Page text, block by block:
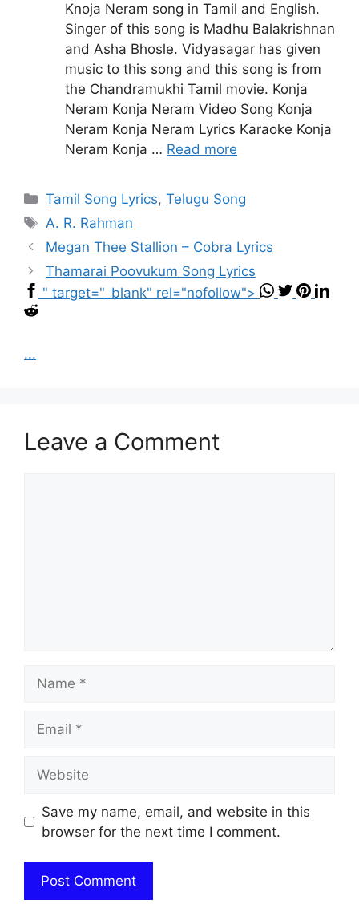
Knoja Neram song in Tamil and English.
Singer of this song is Madhu Balakrishnan
and Asha Bhosle. Vidyasagar has given
music to this song and this song is from
the Chandramukhi Tamil movie. Konja
Neram Konja Neram Video Song Konja
Neram Konja Neram Lyrics Karaoke Konja
Neram Konja … Read more
Categories
Tamil Song Lyrics,Telugu Song
Tags
A. R. Rahman
Megan Thee Stallion – Cobra Lyrics
Thamarai Poovukum Song Lyrics
" target="_blank" rel="nofollow">
...
Leave a Comment
Save my name, email, and website in this
browser for the next time I comment.